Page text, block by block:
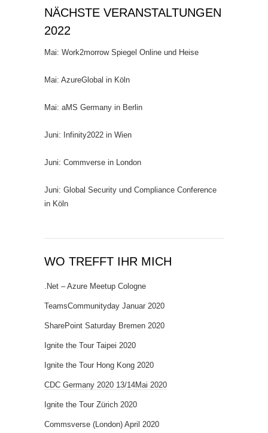
NÄCHSTE VERANSTALTUNGEN
2022
Mai: Work2morrow Spiegel Online und Heise
Mai: AzureGlobal in Köln
Mai: aMS Germany in Berlin
Juni: Infinity2022 in Wien
Juni: Commverse in London
Juni: Global Security und Compliance Conference
in Köln
WO TREFFT IHR MICH
.Net – Azure Meetup Cologne
TeamsCommunityday Januar 2020
SharePoint Saturday Bremen 2020
Ignite the Tour Taipei 2020
Ignite the Tour Hong Kong 2020
CDC Germany 2020 13/14Mai 2020
Ignite the Tour Zürich 2020
Commsverse (London) April 2020